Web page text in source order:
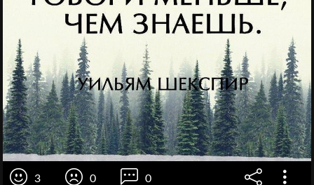
3 0 0